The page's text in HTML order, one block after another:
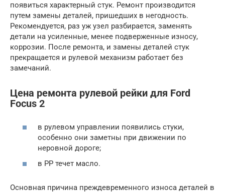
появиться характерный стук. Ремонт производится
путем замены деталей, пришедших в негодность.
Рекомендуется, раз уж узел разбирается, заменять
детали на усиленные, менее подверженные износу,
коррозии. После ремонта, и замены деталей стук
прекращается и рулевой механизм работает без
замечаний.
Цена ремонта рулевой рейки для Ford
Focus 2
в рулевом управлении появились стуки,
особенно они заметны при движении по
неровной дороге;
в РР течет масло.
Основная причина преждевременного износа деталей в